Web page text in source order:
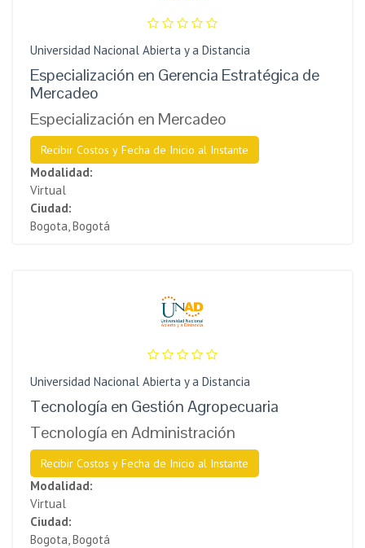
Universidad Nacional Abierta y a Distancia
Especialización en Gerencia Estratégica de
Mercadeo
Especialización en Mercadeo
Recibir Costos y Fecha de Inicio al Instante
Modalidad:
Virtual
Ciudad:
Bogota, Bogotá
Universidad Nacional Abierta y a Distancia
Tecnología en Gestión Agropecuaria
Tecnología en Administración
Recibir Costos y Fecha de Inicio al Instante
Modalidad:
Virtual
Ciudad:
Bogota, Bogotá